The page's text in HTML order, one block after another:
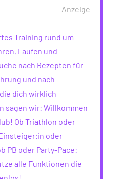
Anzeige
Training rund um
Laufen und
nach Rezepten für
und nach
dich wirklich
sagen wir: Willkommen
Ob Triathlon oder
oder
PB oder Party-Pace:
alle Funktionen die